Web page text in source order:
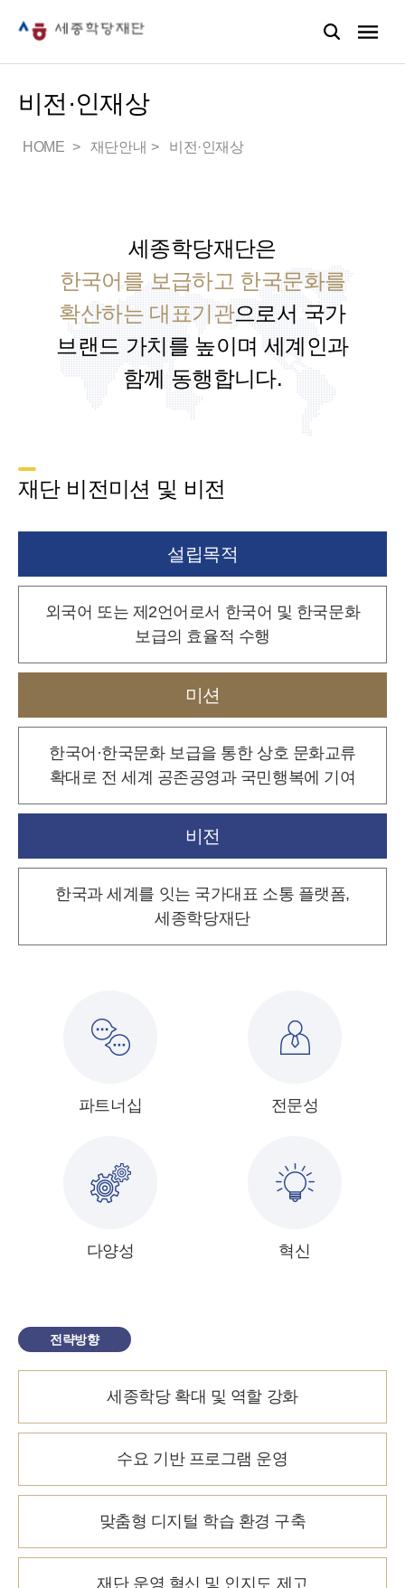
비전·인재상
HOME 재단안내 비전·인재상
세종학당재단은
한국어를 보급하고 한국문화를
확산하는 대표기관으로서 국가
브랜드 가치를 높이며 세계인과
함께 동행합니다.
재단 비전미션 및 비전
설립목적
외국어 또는 제2언어로서 한국어 및 한국문화
보급의 효율적 수행
미션
한국어·한국문화 보급을 통한 상호 문화교류
확대로 전 세계 공존공영과 국민행복에 기여
비전
한국과 세계를 잇는 국가대표 소통 플랫폼,
세종학당재단
파트너십 전문성
다양성 혁신
전략방향
세종학당 확대 및 역할 강화
수요 기반 프로그램 운영
맞춤형 디지털 학습 환경 구축
재단 운영 혁신 및 인지도 제고